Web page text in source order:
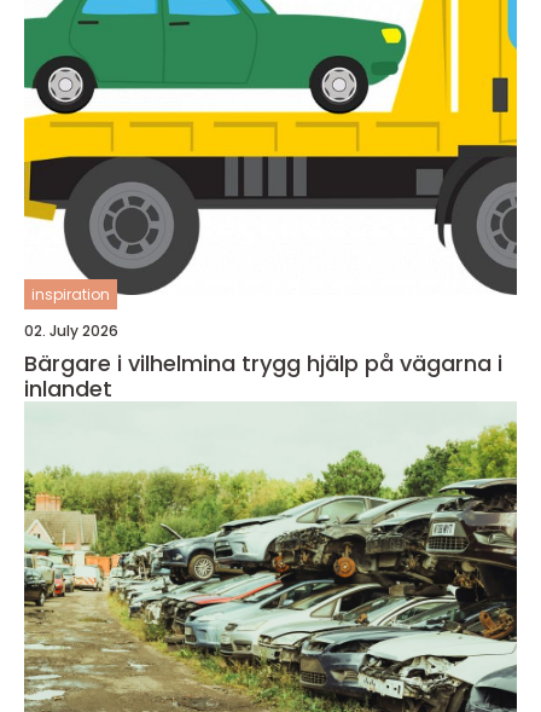
inspiration
02. July 2026
Bärgare i vilhelmina trygg hjälp på vägarna i
inlandet